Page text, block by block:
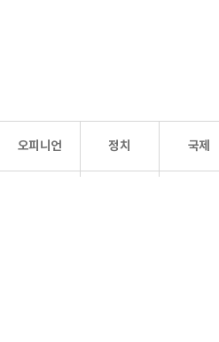
오피니언 정치 국제